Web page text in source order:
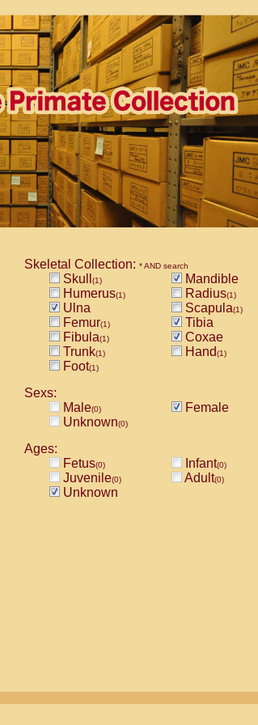
Skeletal Collection: * AND search
Skull (1)
Mandible
Humerus(1) Radius(1)
Ulna Scapula(1)
Femur(1)
Tibia
Fibula(1)
Coxae
Trunk(1) Hand(1)
Foot(1)
Sexs:
Male(0)
Female
Unknown(0)
Ages:
Fetus(0) Infant(0)
Juvenile(0) Adult(0)
Unknown